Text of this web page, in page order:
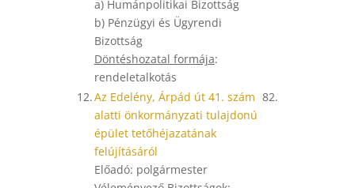
a) Humánpolitikai Bizottság
b) Pénzügyi és Ügyrendi
Bizottság
Döntéshozatal formája:
rendeletalkotás
12.Az Edelény, Árpád út 41. szám
alatti önkormányzati tulajdonú
épület tetőhéjazatának
felújításáról
Előadó: polgármester
82.